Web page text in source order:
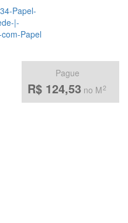
Pague
R$ 124,53 no M2